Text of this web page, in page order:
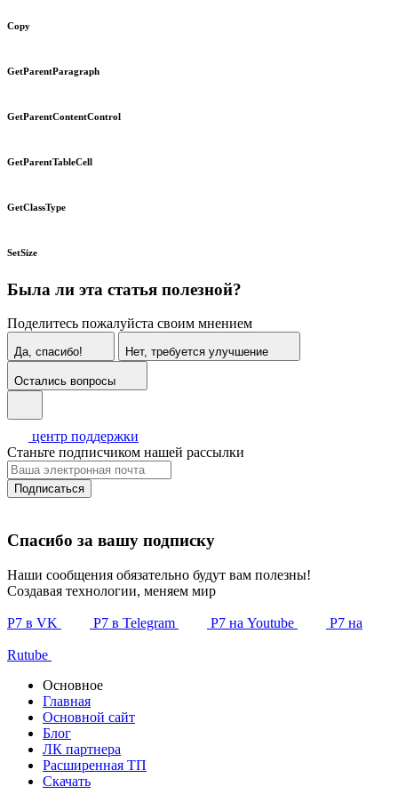
Copy
GetParentParagraph
GetParentContentControl
GetParentTableCell
GetClassType
SetSize
Была ли эта статья полезной?
Поделитесь пожалуйста своим мнением
Да, спасибо! Нет, требуется улучшение
Остались вопросы
центр поддержки
Станьте подписчиком нашей рассылки
Подписаться
Спасибо за вашу подписку
Наши сообщения обязательно будут вам полезны!
Создавая технологии, меняем мир
Р7 в VK Р7 в Telegram Р7 на Youtube Р7 на
Rutube
Основное
Главная
Основной сайт
Блог
ЛК партнера
Расширенная ТП
Скачать